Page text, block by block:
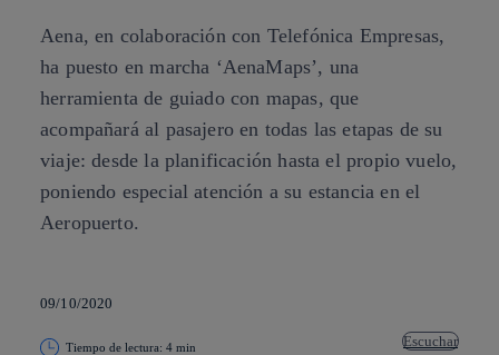
Aena, en colaboración con Telefónica Empresas,
ha puesto en marcha ‘AenaMaps’, una
herramienta de guiado con mapas, que
acompañará al pasajero en todas las etapas de su
viaje: desde la planificación hasta el propio vuelo,
poniendo especial atención a su estancia en el
Aeropuerto.
09/10/2020
Tiempo de lectura: 4 min Escuchar